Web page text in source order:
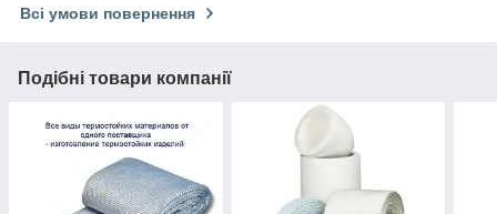
Всі умови повернення
Подібні товари компанії